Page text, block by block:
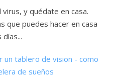
y quédate en casa.
que puedes hacer en casa